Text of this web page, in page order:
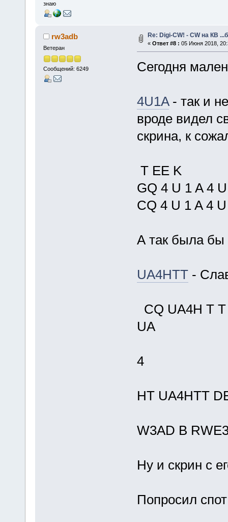
знаю
rw3adb
Ветеран
Сообщений: 6249
Re: Digi-CW! - CW на КВ
« Ответ #8 : 05 Июня 2018,
Сегодня
4U1A- так и
вроде видел
скрина, к
T EE K
GQ 4 U 1 A 4
CQ 4 U 1 A 4
А так была бы
UA4HTT-
CQ UA4H T
UA
4
HT UA4HTT
W3AD B
Ну и скрин с
Попросил